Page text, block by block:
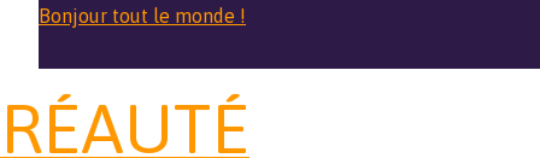
Bonjour tout le monde !
RÉAUTÉ